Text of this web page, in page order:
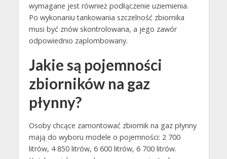
wymagane jest również podłączenie uziemienia.
Po wykonaniu tankowania szczelność zbiornika
musi być znów skontrolowana, a jego zawór
odpowiednio zaplombowany.
Jakie są pojemności
zbiorników na gaz
płynny?
Osoby chcące zamontować zbiornik na gaz płynny
mają do wyboru modele o pojemności: 2 700
litrów, 4 850 litrów, 6 600 litrów, 6 700 litrów.